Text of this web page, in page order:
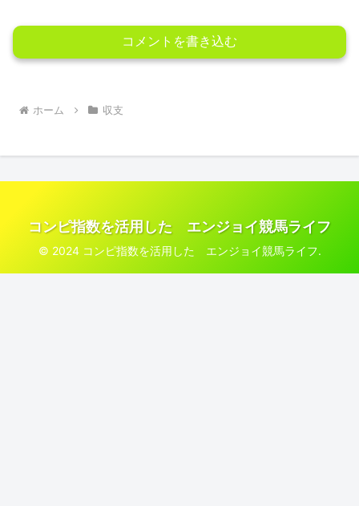
コメントを書き込む
ホーム 収支
コンピ指数を活用した エンジョイ競馬ライフ
© 2024 コンピ指数を活用した エンジョイ競馬ライフ.